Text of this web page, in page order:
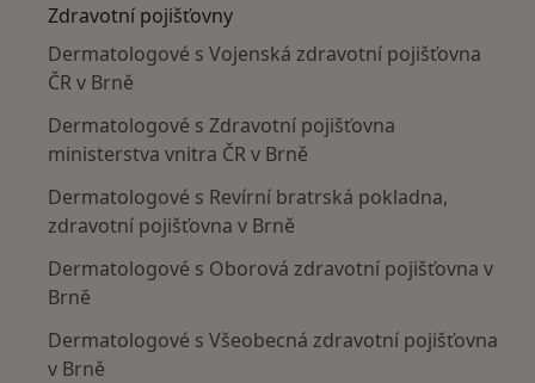
Zdravotní pojišťovny
Dermatologové s Vojenská zdravotní pojišťovna
ČR v Brně
Dermatologové s Zdravotní pojišťovna
ministerstva vnitra ČR v Brně
Dermatologové s Revírní bratrská pokladna,
zdravotní pojišťovna v Brně
Dermatologové s Oborová zdravotní pojišťovna v
Brně
Dermatologové s Všeobecná zdravotní pojišťovna
v Brně